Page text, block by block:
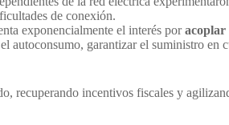
de conexión.
exponencialmente el interés poracoplar
autoconsumo, garantizar el suministro
recuperando incentivos fiscales y